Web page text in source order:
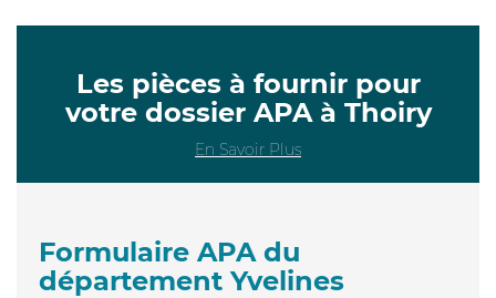
Les pièces à fournir pour
votre dossier APA à Thoiry
En Savoir Plus
Formulaire APA du
département Yvelines